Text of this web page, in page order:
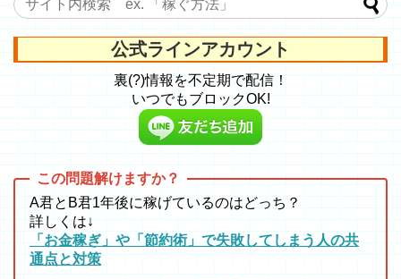
公式ラインアカウント
裏(?)情報を不定期で配信！
いつでもブロックOK!
A君とB君1年後に稼げているのはどっち？
詳しくは↓
「お金稼ぎ」や「節約術」で失敗してしまう人の共
通点と対策